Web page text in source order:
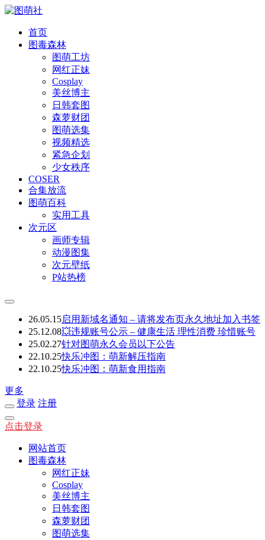
首页
图毒森林
图萌工坊
网红正妹
Cosplay
美丝博主
日韩套图
森萝财团
图萌选集
视频精选
紧急企划
少女秩序
COSER
合集放流
图萌百科
实用工具
次元区
画师专辑
动漫图集
次元壁纸
P站热榜
26.05.15启用新域名通知 – 请将发布页永久地址加入书签
25.12.08💥违规账号公示 – 健康生活 理性消费 珍惜账号
25.02.27针对图萌永久会员以下公告
22.10.25快乐冲图：萌新解压指南
22.10.25快乐冲图：萌新食用指南
更多
登录 注册
点击登录
网站首页
图毒森林
网红正妹
Cosplay
美丝博主
日韩套图
森萝财团
图萌选集